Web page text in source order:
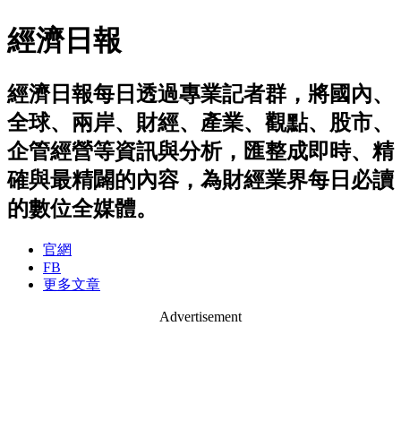
經濟日報
經濟日報每日透過專業記者群，將國內、
全球、兩岸、財經、產業、觀點、股市、
企管經營等資訊與分析，匯整成即時、精
確與最精闢的內容，為財經業界每日必讀
的數位全媒體。
官網
FB
更多文章
Advertisement